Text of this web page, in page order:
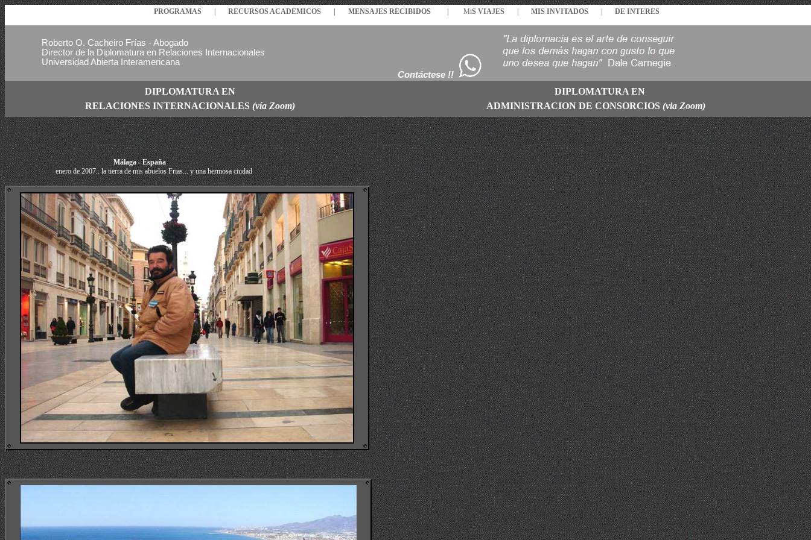
PROGRAMAS RECURSOS ACADEMICOS | MENSAJES RECIBIDOS MiS VIAJES MIS INVITADOS DE INTERES
Roberto O. Cacheiro Frías - Abogado
Director de la Diplomatura en Relaciones Internacionales
Universidad Abierta Interamericana
Contáctese !!
DIPLOMATURA EN
RELACIONES INTERNACIONALES (vía Zoom)
DIPLOMATURA EN
ADMINISTRACION DE CONSORCIOS (via Zoom)
Málaga - España
enero de 2007.. la tierra de mis abuelos Frias... y una hermosa ciudad